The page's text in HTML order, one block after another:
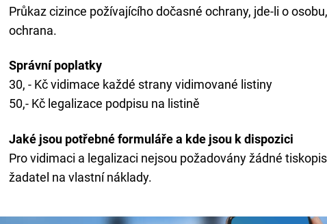
Průkaz cizince požívajícího dočasné ochrany, jde-li o
ochrana.
Správní poplatky
30, - Kč vidimace každé strany vidimované listiny
50,- Kč legalizace podpisu na listině
Jaké jsou potřebné formuláře a kde jsou k dispozici
Pro vidimaci a legalizaci nejsou požadovány žádné
žadatel na vlastní náklady.